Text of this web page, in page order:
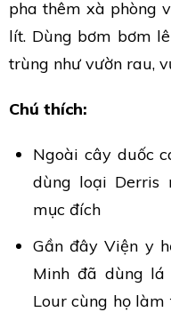
pha thêm xà phòng
lít. Dùng bơm bơm
trùng như vườn rau,
Chú thích:
Ngoài cây duốc
dùng loại Derris
mục đích
Gần đây Viện y
Minh đã dùng lá
Lour cùng họ